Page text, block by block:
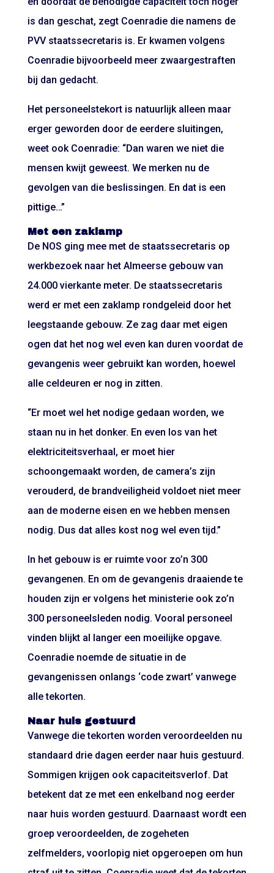
is dan geschat, zegt Coenradie die namens de
PVV staatssecretaris is. Er kwamen volgens
Coenradie bijvoorbeeld meer zwaargestraften
bij dan gedacht.
Het personeelstekort is natuurlijk alleen maar
erger geworden door de eerdere sluitingen,
weet ook Coenradie: “Dan waren we niet die
mensen kwijt geweest. We merken nu de
gevolgen van die beslissingen. En dat is een
pittige…”
Met een zaklamp
De NOS ging mee met de staatssecretaris op
werkbezoek naar het Almeerse gebouw van
24.000 vierkante meter. De staatssecretaris
werd er met een zaklamp rondgeleid door het
leegstaande gebouw. Ze zag daar met eigen
ogen dat het nog wel even kan duren voordat de
gevangenis weer gebruikt kan worden, hoewel
alle celdeuren er nog in zitten.
“Er moet wel het nodige gedaan worden, we
staan nu in het donker. En even los van het
elektriciteitsverhaal, er moet hier
schoongemaakt worden, de camera’s zijn
verouderd, de brandveiligheid voldoet niet meer
aan de moderne eisen en we hebben mensen
nodig. Dus dat alles kost nog wel even tijd.”
In het gebouw is er ruimte voor zo’n 300
gevangenen. En om de gevangenis draaiende te
houden zijn er volgens het ministerie ook zo’n
300 personeelsleden nodig. Vooral personeel
vinden blijkt al langer een moeilijke opgave.
Coenradie noemde de situatie in de
gevangenissen onlangs ‘code zwart’ vanwege
alle tekorten.
Naar huis gestuurd
Vanwege die tekorten worden veroordeelden nu
standaard drie dagen eerder naar huis gestuurd.
Sommigen krijgen ook capaciteitsverlof. Dat
betekent dat ze met een enkelband nog eerder
naar huis worden gestuurd. Daarnaast wordt een
groep veroordeelden, de zogeheten
zelfmelders, voorlopig niet opgeroepen om hun